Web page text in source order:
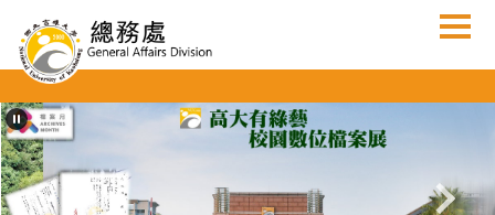
到
主
內
容
區